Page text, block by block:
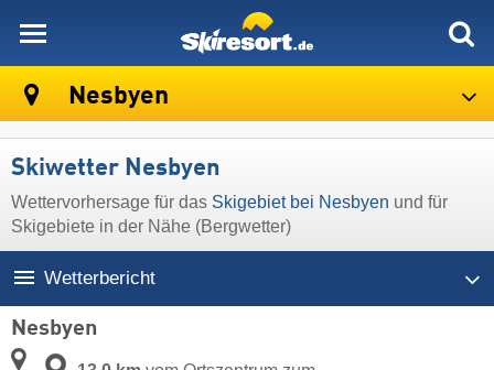
Nesbyen
Skiwetter Nesbyen
Wettervorhersage für das Skigebiet bei Nesbyen und für
Skigebiete in der Nähe (Bergwetter)
Wetterbericht
Nesbyen